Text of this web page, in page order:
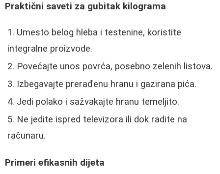
Praktični saveti za gubitak kilograma
Umesto belog hleba i testenine, koristite
integralne proizvode.
Povećajte unos povrća, posebno zelenih listova.
Izbegavajte prerađenu hranu i gazirana pića.
Jedi polako i sažvakajte hranu temeljito.
Ne jedite ispred televizora ili dok radite na
računaru.
Primeri efikasnih dijeta